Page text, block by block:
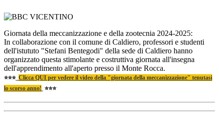
Giornata della meccanizzazione e della zootecnia 2024-2025:
In collaborazione con il comune di Caldiero, professori e studenti
dell'istututo "Stefani Bentegodi" della sede di Caldiero hanno
organizzato questa stimolante e costruttiva giornata all'insegna
dell'apprendimento all'aperto presso il Monte Rocca.
⭐⭐⭐ Clicca QUI per vedere il video della "giornata della meccanizzazione" tenutasi
lo scorso anno! ⭐⭐⭐